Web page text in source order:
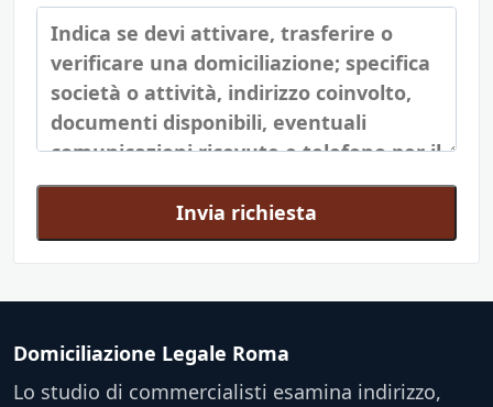
Invia richiesta
Domiciliazione Legale Roma
Lo studio di commercialisti esamina indirizzo,